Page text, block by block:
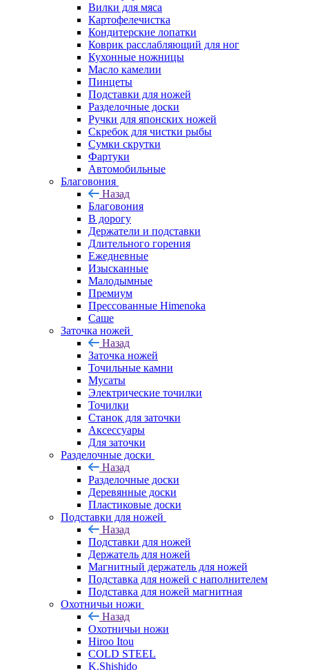
Вилки для мяса
Картофелечистка
Кондитерские лопатки
Коврик расслабляющий для ног
Кухонные ножницы
Масло камелии
Пинцеты
Подставки для ножей
Разделочные доски
Ручки для японских ножей
Скребок для чистки рыбы
Сумки скрутки
Фартуки
Автомобильные
Благовония
Назад
Благовония
В дорогу
Держатели и подставки
Длительного горения
Ежедневные
Изысканные
Малодымные
Премиум
Прессованные Himenoka
Саше
Заточка ножей
Назад
Заточка ножей
Точильные камни
Мусаты
Электрические точилки
Точилки
Станок для заточки
Аксессуары
Для заточки
Разделочные доски
Назад
Разделочные доски
Деревянные доски
Пластиковые доски
Подставки для ножей
Назад
Подставки для ножей
Держатель для ножей
Магнитный держатель для ножей
Подставка для ножей с наполнителем
Подставка для ножей магнитная
Охотничьи ножи
Назад
Охотничьи ножи
Hiroo Itou
COLD STEEL
K.Shishido